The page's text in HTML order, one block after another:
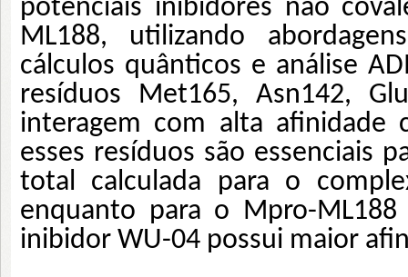
potenciais inibidores não
ML188, utilizando
cálculos quânticos e análise
resíduos Met165, Asn142,
interagem com alta afinidade
esses resíduos são essenciais
total calculada para o
enquanto para o Mpro-
inibidor WU-04 possui maior